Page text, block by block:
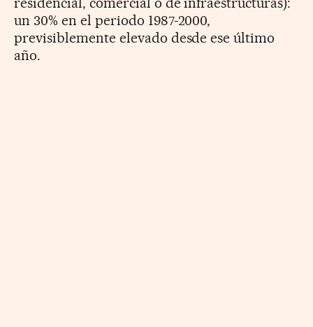
un 30% en el periodo 1987-2000,
previsiblemente elevado desde ese último
año.